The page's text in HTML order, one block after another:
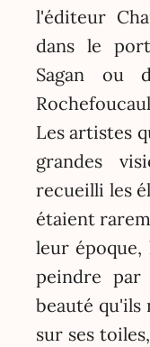
l'éditeur
dans le
Sagan ou
Les artistes
grandes
recueilli les
étaient
leur époque,
peindre
beauté qu'ils
sur ses